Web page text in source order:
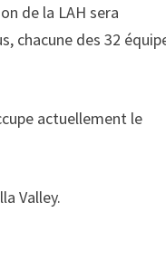
de la LAH sera
chacune des 32
actuellement le
Valley.